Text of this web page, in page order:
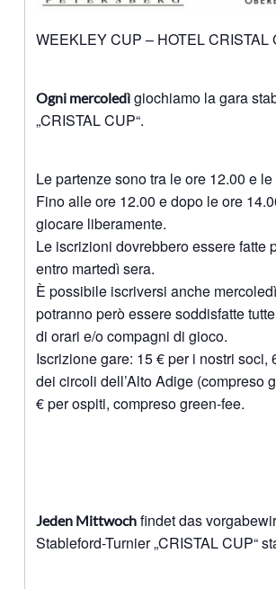
WEEKLEY CUP – HOTEL CRISTAL
Ogni mercoledìgiochiamo la gara
„CRISTAL CUP“.
Le partenze sono tra le ore 12.00 e
Fino alle ore 12.00 e dopo le ore
giocare liberamente.
Le iscrizioni dovrebbero essere fatte
entro martedì sera.
È possibile iscriversi anche
potranno però essere soddisfatte
di orari e/o compagni di gioco.
Iscrizione gare: 15 € per i nostri soci,
dei circoli dell’Alto Adige (compreso
€ per ospiti, compreso green-fee.
Jeden Mittwochfindet das
Stableford-Turnier „CRISTAL CUP“